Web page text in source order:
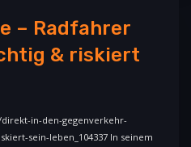
– Radfahrer
& riskiert
in-den-gegenverkehr-
sein-leben_104337 In seinem